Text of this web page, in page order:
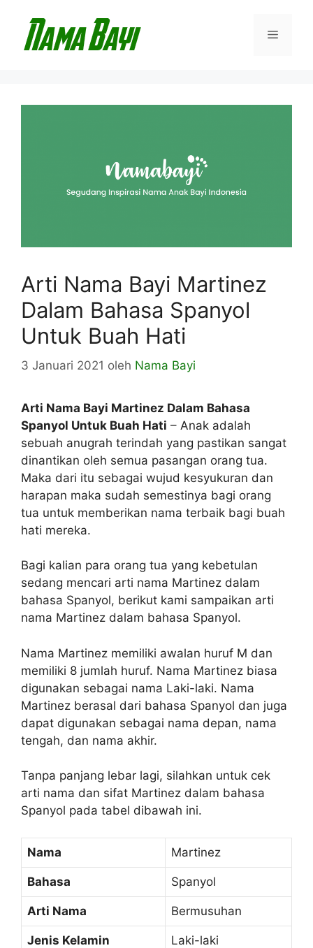
Menu
Arti Nama Bayi Martinez
Dalam Bahasa Spanyol
Untuk Buah Hati
3 Januari 2021 oleh Nama Bayi
Arti Nama Bayi Martinez Dalam Bahasa
Spanyol Untuk Buah Hati – Anak adalah
sebuah anugrah terindah yang pastikan sangat
dinantikan oleh semua pasangan orang tua.
Maka dari itu sebagai wujud kesyukuran dan
harapan maka sudah semestinya bagi orang
tua untuk memberikan nama terbaik bagi buah
hati mereka.
Bagi kalian para orang tua yang kebetulan
sedang mencari arti nama Martinez dalam
bahasa Spanyol, berikut kami sampaikan arti
nama Martinez dalam bahasa Spanyol.
Nama Martinez memiliki awalan huruf M dan
memiliki 8 jumlah huruf. Nama Martinez biasa
digunakan sebagai nama Laki-laki. Nama
Martinez berasal dari bahasa Spanyol dan juga
dapat digunakan sebagai nama depan, nama
tengah, dan nama akhir.
Tanpa panjang lebar lagi, silahkan untuk cek
arti nama dan sifat Martinez dalam bahasa
Spanyol pada tabel dibawah ini.
Nama Martinez
Bahasa Spanyol
Arti Nama Bermusuhan
Jenis Kelamin Laki-laki